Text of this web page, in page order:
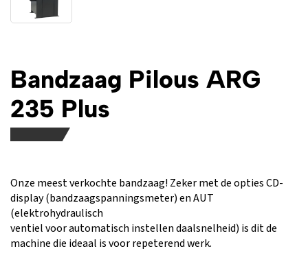
Bandzaag Pilous ARG
235 Plus
Onze meest verkochte bandzaag! Zeker met de opties CD-
display (bandzaagspanningsmeter) en AUT
(elektrohydraulisch
ventiel voor automatisch instellen daalsnelheid) is dit de
machine die ideaal is voor repeterend werk.